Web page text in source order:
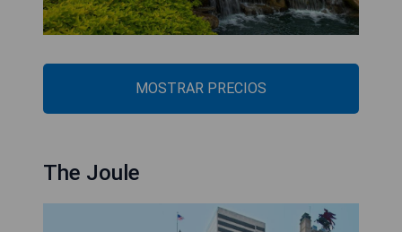
MOSTRAR PRECIOS
The Joule